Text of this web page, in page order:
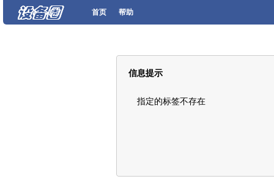
首页 帮助
信息提示
指定的标签不存在